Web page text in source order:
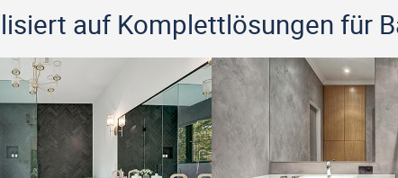
auf Komplettlösungen für